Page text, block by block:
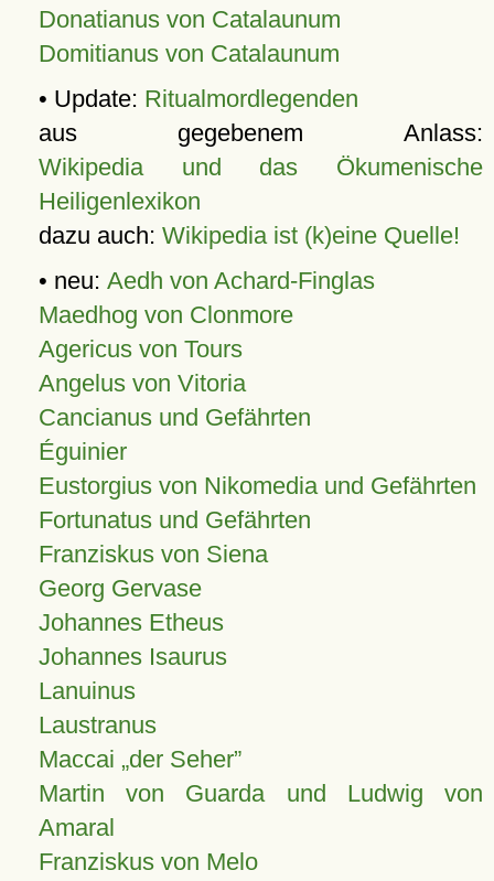
Donatianus von Catalaunum
Domitianus von Catalaunum
• Update: Ritualmordlegenden
aus gegebenem Anlass:
Wikipedia und das Ökumenische
Heiligenlexikon
dazu auch: Wikipedia ist (k)eine Quelle!
• neu: Aedh von Achard-Finglas
Maedhog von Clonmore
Agericus von Tours
Angelus von Vitoria
Cancianus und Gefährten
Éguinier
Eustorgius von Nikomedia und Gefährten
Fortunatus und Gefährten
Franziskus von Siena
Georg Gervase
Johannes Etheus
Johannes Isaurus
Lanuinus
Laustranus
Maccai „der Seher”
Martin von Guarda und Ludwig von
Amaral
Franziskus von Melo